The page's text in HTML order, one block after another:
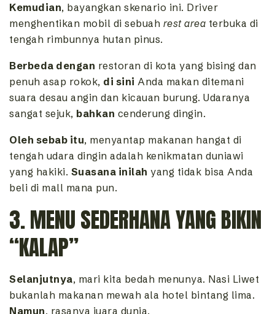
Kemudian, bayangkan skenario ini. Driver
menghentikan mobil di sebuah rest area terbuka di
tengah rimbunnya hutan pinus.
Berbeda dengan restoran di kota yang bising dan
penuh asap rokok, di sini Anda makan ditemani
suara desau angin dan kicauan burung. Udaranya
sangat sejuk, bahkan cenderung dingin.
Oleh sebab itu, menyantap makanan hangat di
tengah udara dingin adalah kenikmatan duniawi
yang hakiki. Suasana inilah yang tidak bisa Anda
beli di mall mana pun.
3. MENU SEDERHANA YANG BIKIN
“KALAP”
Selanjutnya, mari kita bedah menunya. Nasi Liwet
bukanlah makanan mewah ala hotel bintang lima.
Namun, rasanya juara dunia.